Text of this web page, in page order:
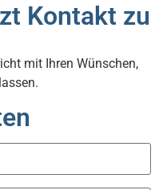
Kontakt zu
mit Ihren Wünschen,